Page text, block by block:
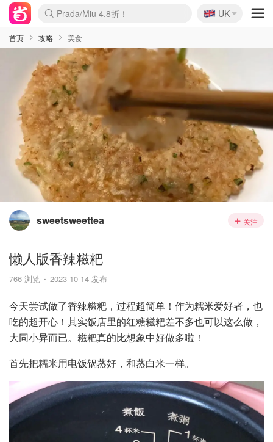
麦卢卡蜂蜜夏促！个位数！
Prada/Miu 4.8折！
啥？必胜客披萨5折！
🇬🇧
UK
首页 攻略 美食
sweetsweettea 关注
懒人版香辣糍粑
766 浏览 2023-10-14 发布
今天尝试做了香辣糍粑，过程超简单！作为糯米爱好者，也
吃的超开心！其实饭店里的红糖糍粑差不多也可以这么做，
大同小异而已。糍粑真的比想象中好做多啦！
首先把糯米用电饭锅蒸好，和蒸白米一样。